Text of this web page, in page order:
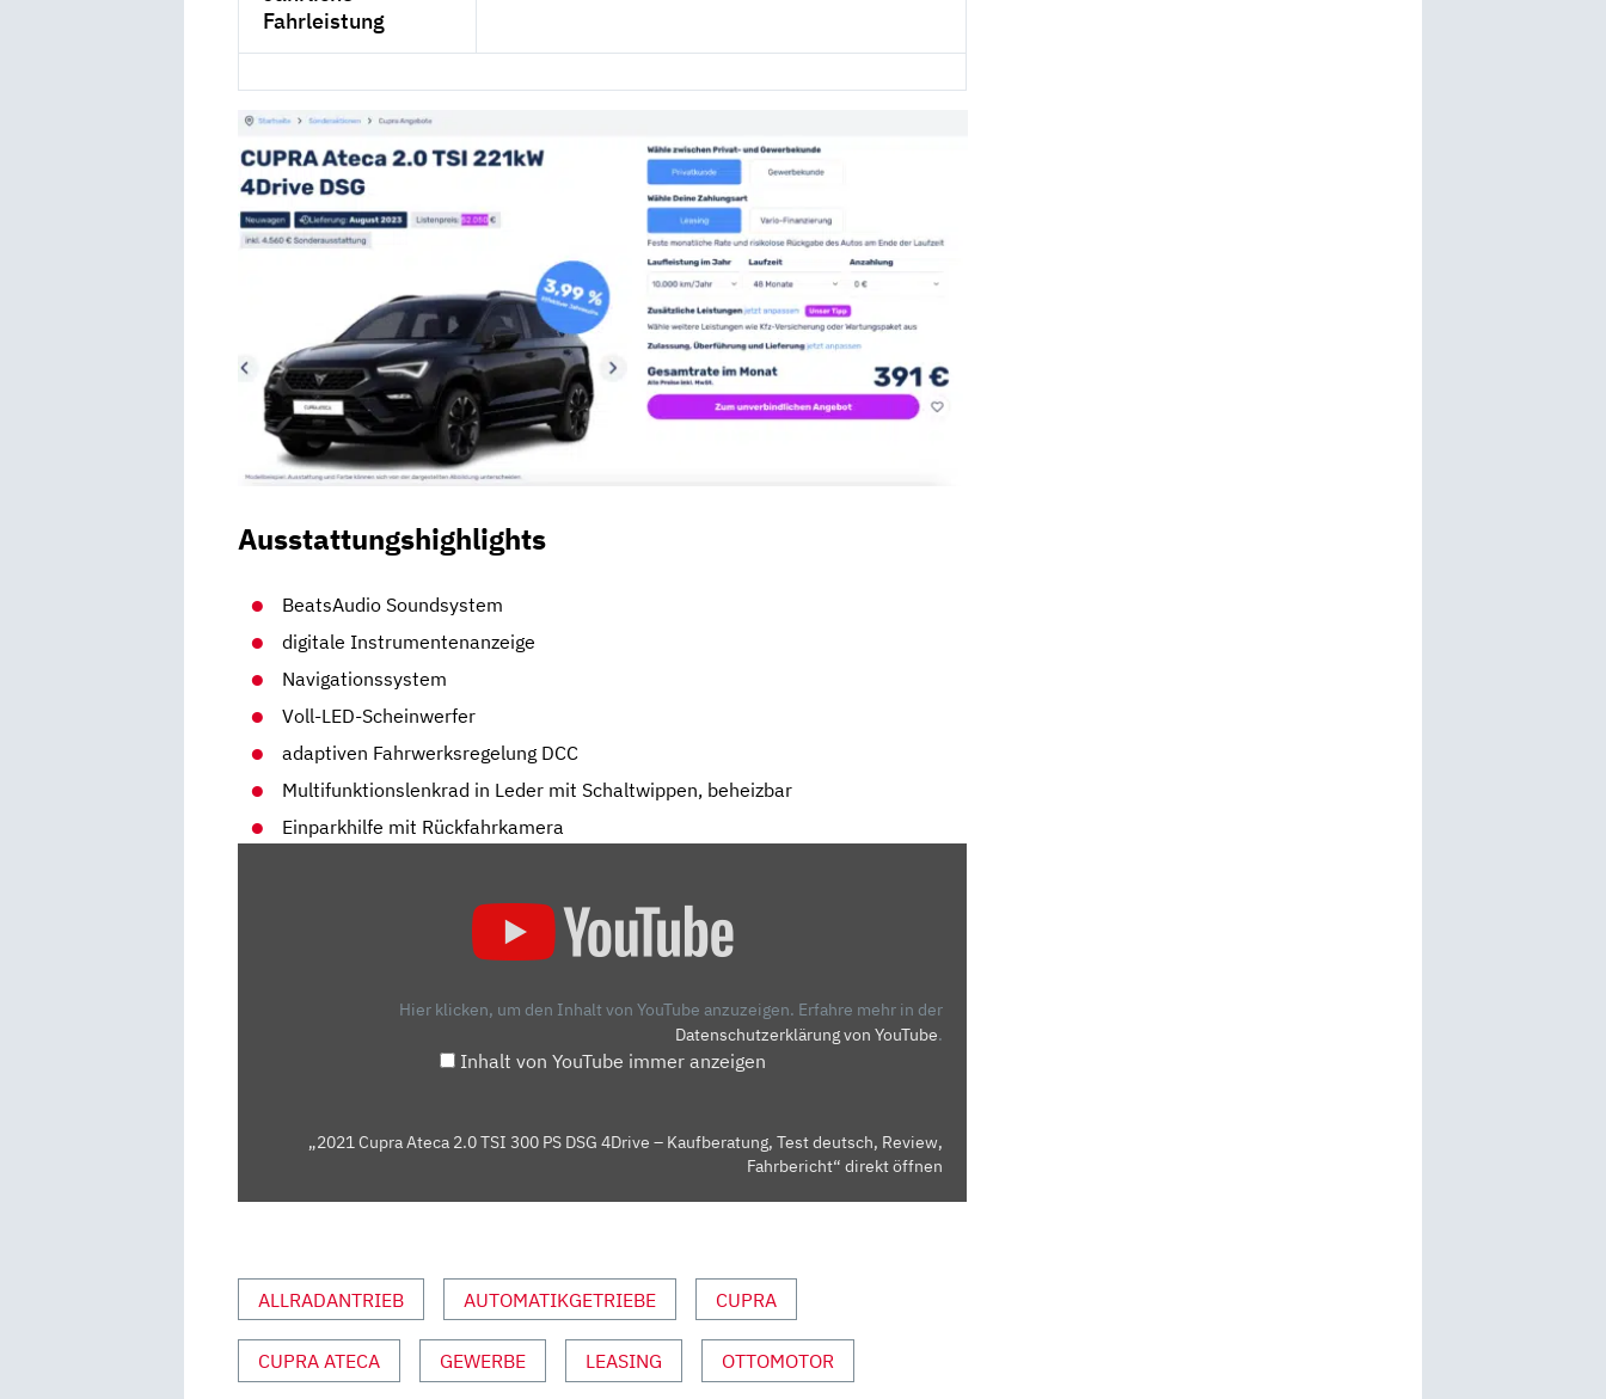
Fahrleistung
Ausstattungshighlights
BeatsAudio Soundsystem
digitale Instrumentenanzeige
Navigationssystem
Voll-LED-Scheinwerfer
adaptiven Fahrwerksregelung DCC
Multifunktionslenkrad in Leder mit Schaltwippen, beheizbar
Einparkhilfe mit Rückfahrkamera
KAUFBERATUNG,
DEUTSCH,
VON
YOUTUBE
ANZEIGEN
Hier klicken, um den Inhalt von YouTube anzuzeigen. Erfahre mehr in der
Datenschutzerklärung von YouTube.
Inhalt von YouTube immer anzeigen
„2021 Cupra Ateca 2.0 TSI 300 PS DSG 4Drive – Kaufberatung, Test deutsch, Review,
Fahrbericht“ direkt öffnen
ALLRADANTRIEB AUTOMATIKGETRIEBE CUPRA
CUPRA ATECA GEWERBE LEASING OTTOMOTOR